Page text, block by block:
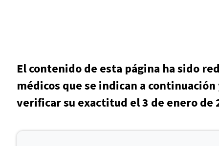
El contenido de esta página ha sido
médicos que se indican a
verificar su exactitud el 3 de enero de